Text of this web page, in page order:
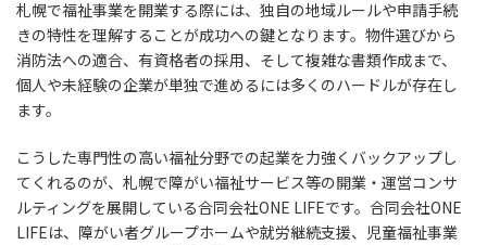
札幌で福祉事業を開業する際には、独自の地域ルールや申請手続
きの特性を理解することが成功への鍵となります。物件選びから
消防法への適合、有資格者の採用、そして複雑な書類作成まで、
個人や未経験の企業が単独で進めるには多くのハードルが存在し
ます。
こうした専門性の高い福祉分野での起業を力強くバックアップし
てくれるのが、札幌で障がい福祉サービス等の開業・運営コンサ
ルティングを展開している合同会社ONE LIFEです。合同会社ONE
LIFEは、障がい者グループホームや就労継続支援、児童福祉事業